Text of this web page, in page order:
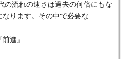
の流れの速さは過去の何倍にもな
なります。その中で必要な
進』